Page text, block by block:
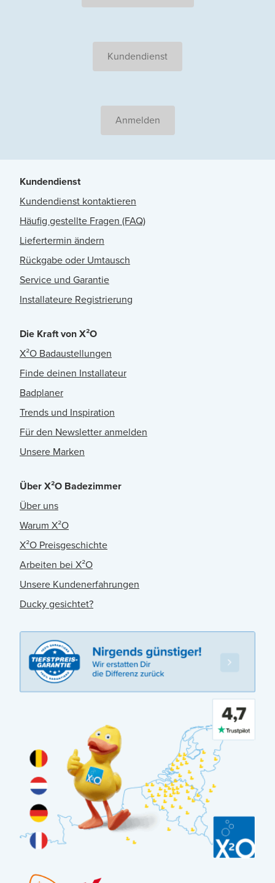
Kundendienst
Anmelden
Kundendienst
Kundendienst kontaktieren
Häufig gestellte Fragen (FAQ)
Liefertermin ändern
Rückgabe oder Umtausch
Service und Garantie
Installateure Registrierung
Die Kraft von X²O
X²O Badaustellungen
Finde deinen Installateur
Badplaner
Trends und Inspiration
Für den Newsletter anmelden
Unsere Marken
Über X²O Badezimmer
Über uns
Warum X²O
X²O Preisgeschichte
Arbeiten bei X²O
Unsere Kundenerfahrungen
Ducky gesichtet?